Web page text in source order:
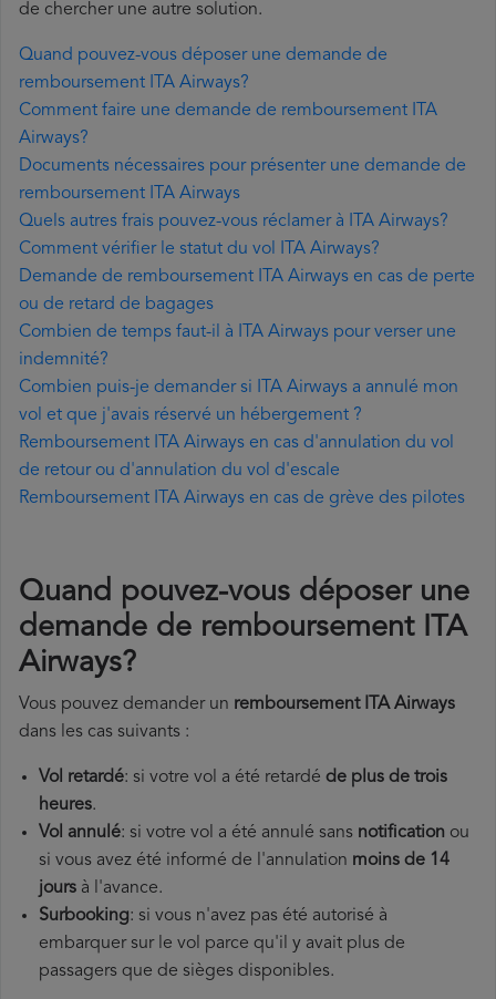
de chercher une autre solution.
Quand pouvez-vous déposer une demande de
remboursement ITA Airways?
Comment faire une demande de remboursement ITA
Airways?
Documents nécessaires pour présenter une demande de
remboursement ITA Airways
Quels autres frais pouvez-vous réclamer à ITA Airways?
Comment vérifier le statut du vol ITA Airways?
Demande de remboursement ITA Airways en cas de perte
ou de retard de bagages
Combien de temps faut-il à ITA Airways pour verser une
indemnité?
Combien puis-je demander si ITA Airways a annulé mon
vol et que j'avais réservé un hébergement ?
Remboursement ITA Airways en cas d'annulation du vol
de retour ou d'annulation du vol d'escale
Remboursement ITA Airways en cas de grève des pilotes
Quand pouvez-vous déposer une
demande de remboursement ITA
Airways?
Vous pouvez demander un remboursement ITA Airways
dans les cas suivants :
Vol retardé: si votre vol a été retardé de plus de trois
heures.
Vol annulé: si votre vol a été annulé sans notification ou
si vous avez été informé de l'annulation moins de 14
jours à l'avance.
Surbooking: si vous n'avez pas été autorisé à
embarquer sur le vol parce qu'il y avait plus de
passagers que de sièges disponibles.